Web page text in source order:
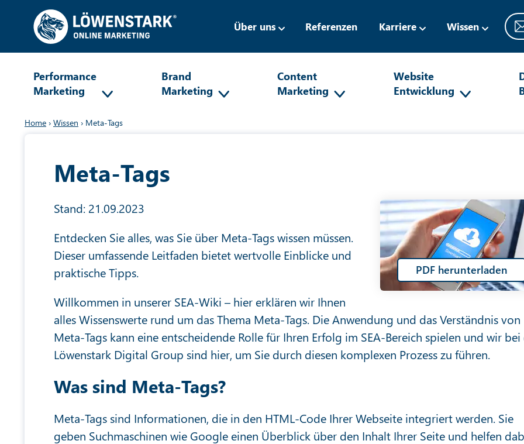
Über uns Referenzen Karriere Wissen
Performance
Marketing
Brand
Marketing
Content
Marketing
Website
Entwicklung
Home › Wissen › Meta-Tags
Meta-Tags
PDF herunterladen
Stand: 21.09.2023
Entdecken Sie alles, was Sie über Meta-Tags wissen müssen.
Dieser umfassende Leitfaden bietet wertvolle Einblicke und
praktische Tipps.
Willkommen in unserer SEA-Wiki – hier erklären wir Ihnen
alles Wissenswerte rund um das Thema Meta-Tags. Die Anwendung und das Verständnis von
Meta-Tags kann eine entscheidende Rolle für Ihren Erfolg im SEA-Bereich spielen und wir
Löwenstark Digital Group sind hier, um Sie durch diesen komplexen Prozess zu führen.
Was sind Meta-Tags?
Meta-Tags sind Informationen, die in den HTML-Code Ihrer Webseite integriert werden. Sie
geben Suchmaschinen wie Google einen Überblick über den Inhalt Ihrer Seite und helfen